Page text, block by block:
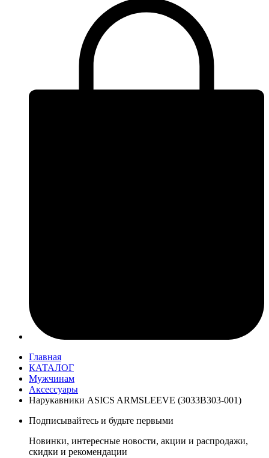
Главная
КАТАЛОГ
Мужчинам
Аксессуары
Нарукавники ASICS ARMSLEEVE (3033B303-001)
Подписывайтесь и будьте первыми
Новинки, интересные новости, акции и распродажи,
скидки и рекомендации